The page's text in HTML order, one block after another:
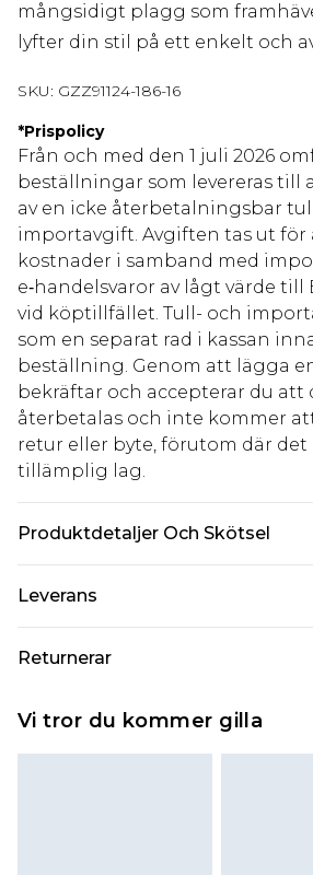
mångsidigt plagg som
lyfter din stil på ett enkelt och
SKU: GZZ91124-186-16
*Prispolicy
Från och med den 1 juli 2026
beställningar som levereras till
av en icke återbetalningsbar
importavgift. Avgiften tas ut för
kostnader i samband med
e‑handelsvaror av lågt värde till
vid köptillfället. Tull- och
som en separat rad i kassan
beställning. Genom att lägga
bekräftar och accepterar du
återbetalas och inte kommer
retur eller byte, förutom där det
tillämplig lag.
Produktdetaljer Och Skötsel
Leverans
Standardleverans Sverige
Expressleverans Sverige
Returnerar
på dig att skicka tillbaka något
Vi tror du kommer gilla